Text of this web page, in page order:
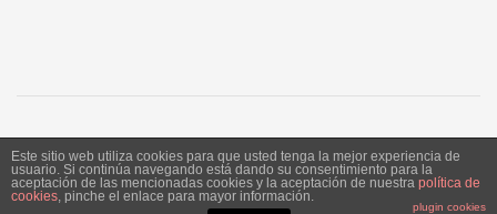
Siente Jerez 2020. Publicación bajo licencia CC
Este sitio web utiliza cookies para que usted tenga la mejor experiencia de
usuario. Si continúa navegando está dando su consentimiento para la
aceptación de las mencionadas cookies y la aceptación de nuestra política de
cookies, pinche el enlace para mayor información.
plugin cookies